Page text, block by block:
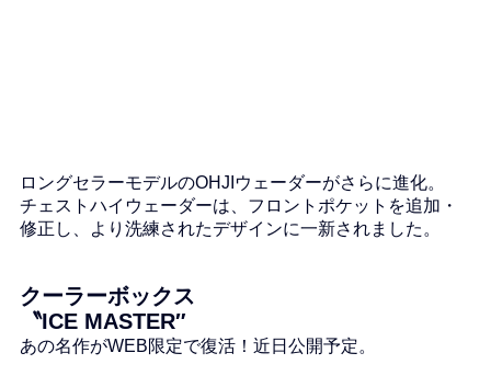
ロングセラーモデルのOHJIウェーダーがさらに進化。
チェストハイウェーダーは、フロントポケットを追加・
修正し、より洗練されたデザインに一新されました。
クーラーボックス
〝ICE MASTER″
あの名作がWEB限定で復活！近日公開予定。